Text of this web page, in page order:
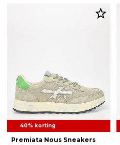
40% korting
Premiata Nous Sneakers